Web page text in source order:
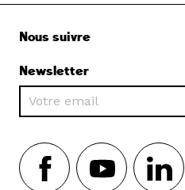
Nous suivre
Newsletter